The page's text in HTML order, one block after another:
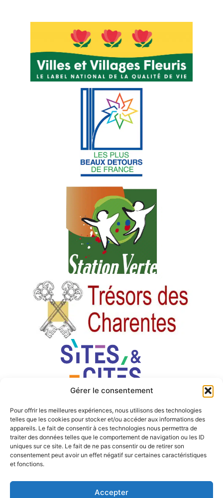
Gérer le consentement
Pour offrir les meilleures expériences, nous utilisons des technologies
telles que les cookies pour stocker et/ou accéder aux informations des
appareils. Le fait de consentir à ces technologies nous permettra de
traiter des données telles que le comportement de navigation ou les ID
uniques sur ce site. Le fait de ne pas consentir ou de retirer son
consentement peut avoir un effet négatif sur certaines caractéristiques
et fonctions.
Accepter